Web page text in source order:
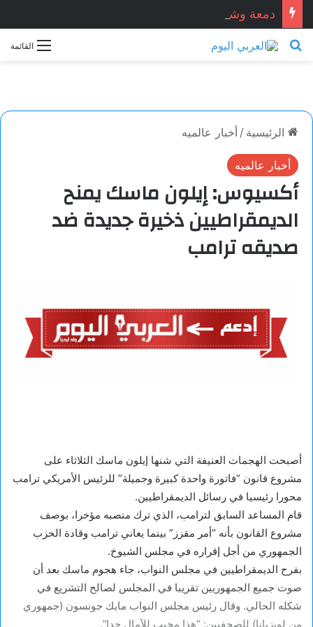
القائمة بحث عن
الرئيسية / أخبار عالميه
أخبار عالميه
أكسيوس: إيلون ماسك يمنح
الديمقراطيين ذخيرة جديدة ضد
صديقه ترامب
أصبحت الهجمات العنيفة التي شنها إيلون ماسك الثلاثاء على
مشروع قانون “فاتورة واحدة كبيرة وجميلة” للرئيس الأمريكي ترامب
محورا رئيسيا في رسائل الديمقراطيين.
قام المساعد السابق لترامب، الذي ترك منصبه مؤخرا، بوصف
مشروع القانون بأنه “أمر مقزز” بينما يعاني ترامب وقادة الحزب
الجمهوري من أجل إقراره في مجلس الشيوخ.
بفرح الديمقراطيين في مجلس النواب، جاء هجوم ماسك بعد أن
صوت جميع الجمهوريين تقريبا في المجلس لصالح التشريع في
شكله الحالي. وقال رئيس مجلس النواب مايك جونسون (جمهوري
من لويزيانا) للصحفيين: “هذا مخيب للآمال جدا”.